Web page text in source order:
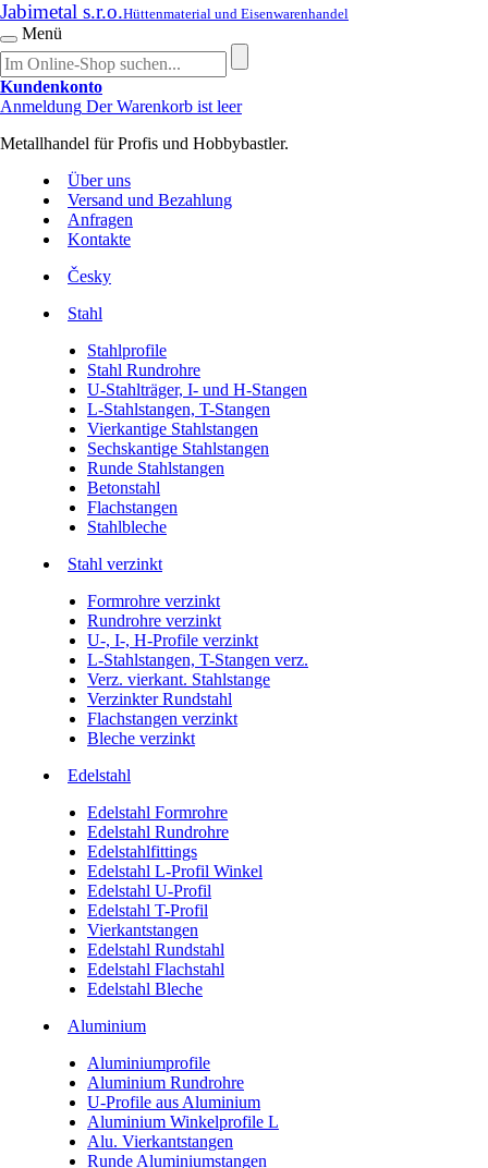
Jabimetal s.r.o.Hüttenmaterial und Eisenwarenhandel
Menü
Kundenkonto
Anmeldung Der Warenkorb ist leer
Metallhandel für Profis und Hobbybastler.
Über uns
Versand und Bezahlung
Anfragen
Kontakte
Česky
Stahl
Stahlprofile
Stahl Rundrohre
U-Stahlträger, I- und H-Stangen
L-Stahlstangen, T-Stangen
Vierkantige Stahlstangen
Sechskantige Stahlstangen
Runde Stahlstangen
Betonstahl
Flachstangen
Stahlbleche
Stahl verzinkt
Formrohre verzinkt
Rundrohre verzinkt
U-, I-, H-Profile verzinkt
L-Stahlstangen, T-Stangen verz.
Verz. vierkant. Stahlstange
Verzinkter Rundstahl
Flachstangen verzinkt
Bleche verzinkt
Edelstahl
Edelstahl Formrohre
Edelstahl Rundrohre
Edelstahlfittings
Edelstahl L-Profil Winkel
Edelstahl U-Profil
Edelstahl T-Profil
Vierkantstangen
Edelstahl Rundstahl
Edelstahl Flachstahl
Edelstahl Bleche
Aluminium
Aluminiumprofile
Aluminium Rundrohre
U-Profile aus Aluminium
Aluminium Winkelprofile L
Alu. Vierkantstangen
Runde Aluminiumstangen